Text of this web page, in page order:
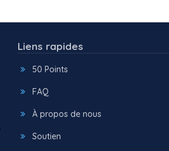
Liens rapides
50 Points
FAQ
À propos de nous
Soutien